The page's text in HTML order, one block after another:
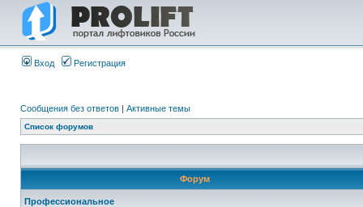
Вход Регистрация
Сообщения без ответов | Активные темы
Список форумов
Форум
Профессиональное